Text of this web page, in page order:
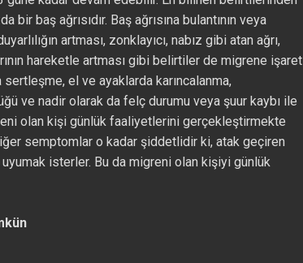
bir baş ağrısıdır. Baş ağrısına bulantının veya
artması, zonklayıcı, nabız gibi atan ağrı,
hareketle artması gibi belirtiler de migrene işaret
el ve ayaklarda karıncalanma,
ve nadir olarak da felç durumu veya şuur kaybı ile
olan kişi günlük faaliyetlerini gerçekleştirmekte
semptomlar o kadar şiddetlidir ki, atak geçiren
isterler. Bu da migreni olan kişiyi günlük